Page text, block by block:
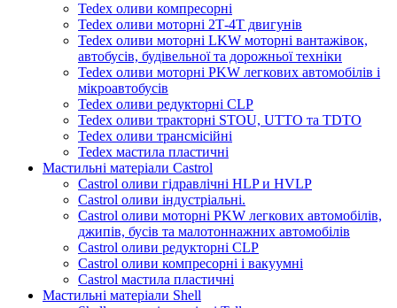
Tedex оливи компресорні
Tedex оливи моторні 2Т-4Т двигунів
Tedex оливи моторні LKW моторні вантажівок,
автобусів, будівельної та дорожньої техніки
Tedex оливи моторні PKW легкових автомобілів і
мікроавтобусів
Tedex оливи редукторні CLP
Tedex оливи тракторні STOU, UTTO та TDTO
Tedex оливи трансмісійні
Tedex мастила пластичні
Мастильні матеріали Castrol
Castrol оливи гідравлічні HLP и HVLP
Castrol оливи індустріальні.
Castrol оливи моторні PKW легкових автомобілів,
джипів, бусів та малотоннажних автомобілів
Castrol оливи редукторні CLP
Castrol оливи компресорні і вакуумні
Castrol мастила пластичні
Мастильні матеріали Shell